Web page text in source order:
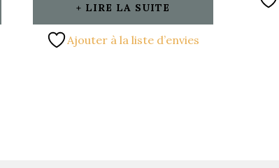
LIRE LA SUITE
Ajouter à la liste d’envies